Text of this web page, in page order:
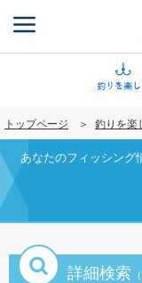
ン
に
移
動
釣りを楽
トップページ 釣りを楽
あなたのフィッシング
詳細検索